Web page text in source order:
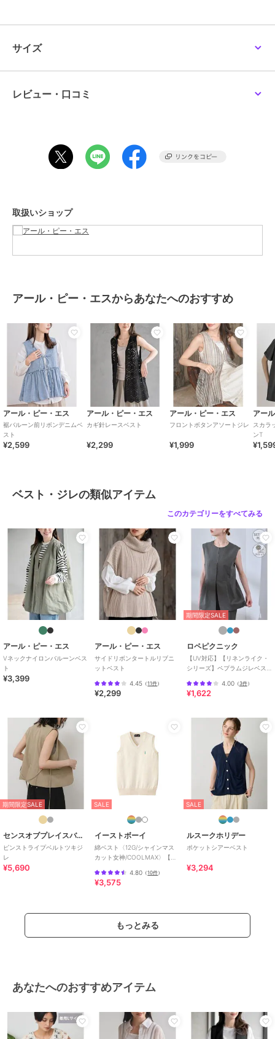
伸縮性なし
薄手
洗濯：手洗い可
ショップ アール・ピー・エス
商品カテゴリ トップス ／ベスト・ジレ
お手入れ 洗濯：手洗い可
特徴
トップス
ポリエステル素材/ 無地/
フリ
リボン/ノースリーブ/ 洗
/レギュラー丈(トップス)
ベスト・ジレ
ポリエステル素材
無地 /フリ
ル/ リボン /ノースリーブ/ 洗
える/ レギュラー丈(トップス)
原産国 中 国 製
サイズ
レビュー・口コミ
取扱いショップ
アール・ピー・エスからあなたへのおすすめ
アール・ピー・エス
裾バルーン前リボンデニムベ
スト
¥2,599
アール・ピー・エス
カギ針レースベスト
¥2,299
アール・ピー・エス
フロントボタンアソートジレ
¥1,999
アー
スカラ
ンT
ベスト・ジレの類似アイテム
このカテゴリーをすべてみる
アール・ピー・エス
Vネックナイロンバルーンベス
ト
¥3,399
アール・ピー・エス
サイドリボンタートルリブニ
ットベスト
4.45 （11件）
¥2,299
期間限定SALE
ロペピクニック
【UV対応】【リネンライク・
シリーズ】ペプラムジレベス
4.00（3件）
¥1,622
期間限定SALE
センスオブプレイスバイアーバンリサーチ
ピンストライプベルトツキジ
レ
¥5,690
SALE
イーストボーイ
綿ベスト〈12G/シャインマス
カット女神/COOLMAX〉【ス
【学校】
4.80 （10件）
¥3,575
SALE
ルスークホリデー
ポケットシアーベスト
¥3,294
もっとみる
あなたへのおすすめアイテム